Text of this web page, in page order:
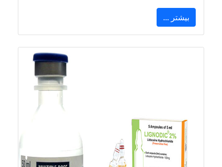
بیشتر ...